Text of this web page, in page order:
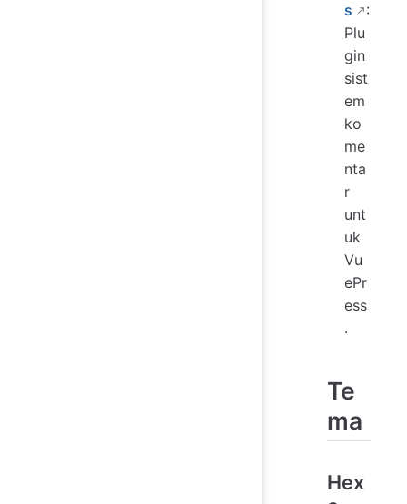
s
:
Plu
gin
sist
em
ko
me
nta
r
unt
uk
Vu
ePr
ess
.
Te
ma
Hex